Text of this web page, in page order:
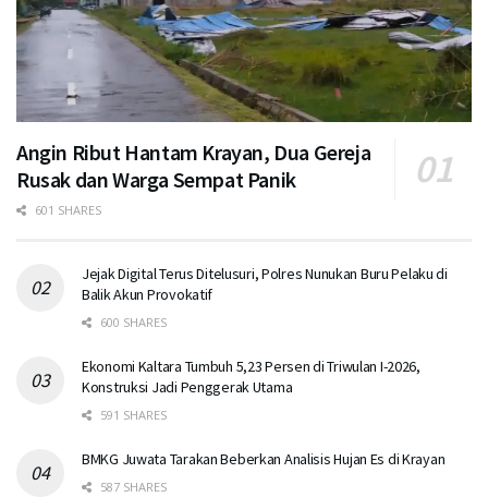
Angin Ribut Hantam Krayan, Dua Gereja
Rusak dan Warga Sempat Panik
601 SHARES
Jejak Digital Terus Ditelusuri, Polres Nunukan Buru Pelaku di
Balik Akun Provokatif
600 SHARES
Ekonomi Kaltara Tumbuh 5,23 Persen di Triwulan I-2026,
Konstruksi Jadi Penggerak Utama
591 SHARES
BMKG Juwata Tarakan Beberkan Analisis Hujan Es di Krayan
587 SHARES